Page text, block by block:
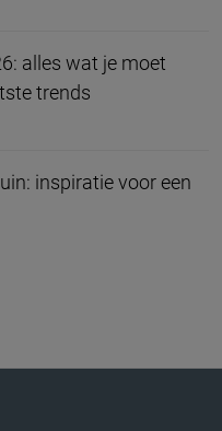
alles wat je moet
trends
inspiratie voor een